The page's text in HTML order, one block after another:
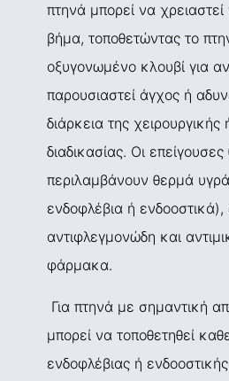
πτηνά μπορεί να
βήμα, τοποθετώντας το
οξυγονωμένο κλουβί για
παρουσιαστεί άγχος ή
διάρκεια της χειρουργικής
διαδικασίας. Οι
περιλαμβάνουν θερμά
ενδοφλέβια ή ενδοοστικά),
αντιφλεγμονώδη και
φάρμακα.
Για πτηνά με σημαντική
μπορεί να τοποθετηθεί
ενδοφλέβιας ή